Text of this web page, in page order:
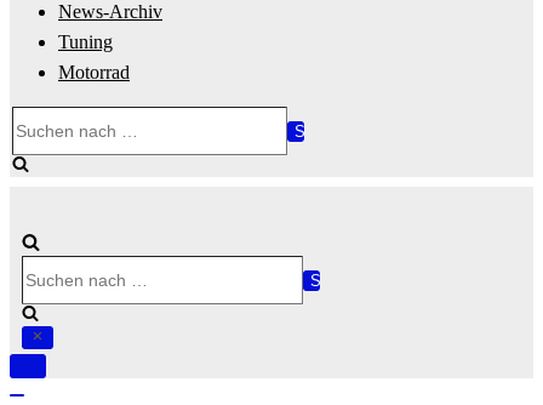
News-Archiv
Tuning
Motorrad
nach …
nach …
Navigation